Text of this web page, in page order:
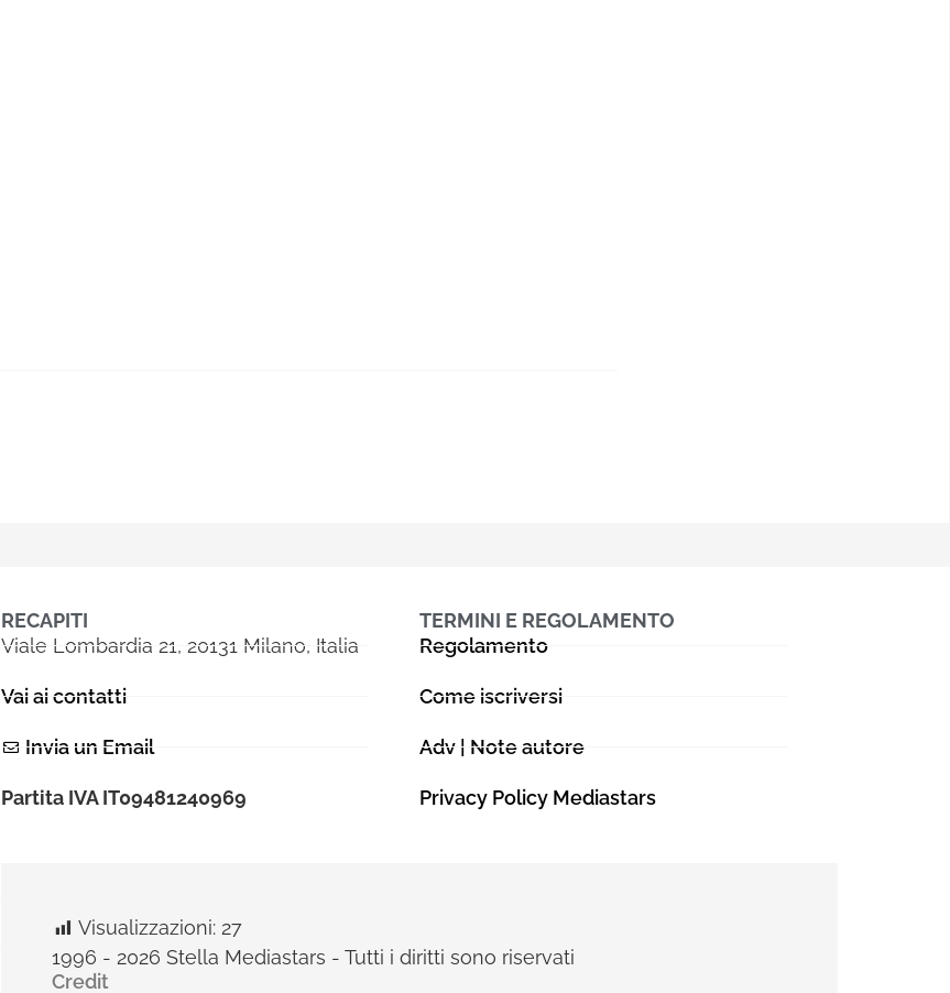
RECAPITI
Viale Lombardia 21, 20131 Milano, Italia
Vai ai contatti
Invia un Email
Partita IVA IT09481240969
TERMINI E REGOLAMENTO
Regolamento
Come iscriversi
Adv | Note autore
Privacy Policy Mediastars
Visualizzazioni: 27
1996 - 2026 Stella Mediastars - Tutti i diritti sono riservati
Credit